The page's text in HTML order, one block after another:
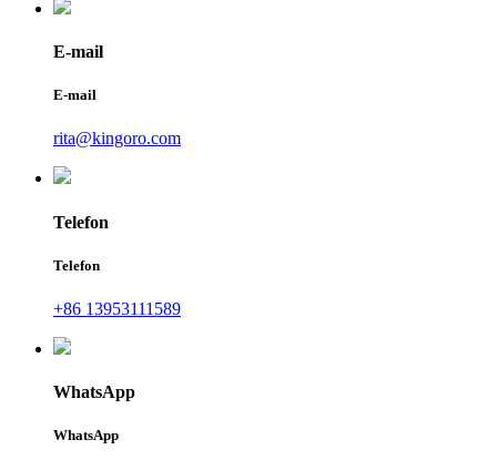
E-mail
E-mail
rita@kingoro.com
Telefon
Telefon
+86 13953111589
WhatsApp
WhatsApp